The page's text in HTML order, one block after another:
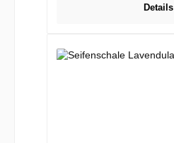
Details